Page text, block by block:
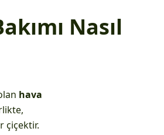
Nasıl
hava
çiçektir.